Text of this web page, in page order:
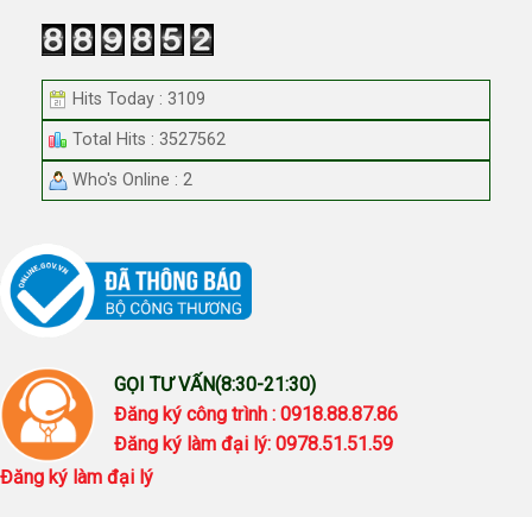
Hits Today : 3109
Total Hits : 3527562
Who's Online : 2
GỌI TƯ VẤN(8:30-21:30)
Đăng ký công trình : 0918.88.87.86
Đăng ký làm đại lý: 0978.51.51.59
Đăng ký làm đại lý